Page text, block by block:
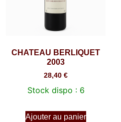
CHATEAU BERLIQUET
2003
28,40 €
Stock dispo : 6
Ajouter au panier